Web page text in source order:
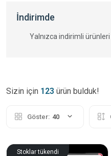
İndirimde
Yalnızca indirimli
Sizin için 123 ürün bulduk!
Göster: 40
Stoklar tükendi